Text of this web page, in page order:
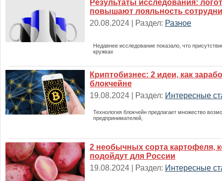
Результаты исследования:
повышают лояльность
20.08.2024 | Раздел: Разное
Недавнее исследование показало, что
кружках
Криптобизнес: 2 идеи, как
блокчейне
19.08.2024 | Раздел: Интересные
Технология блокчейн предлагает множество
предпринимателей,
2 необычных сорта картофеля,
подойдут для России
19.08.2024 | Раздел: Интересные